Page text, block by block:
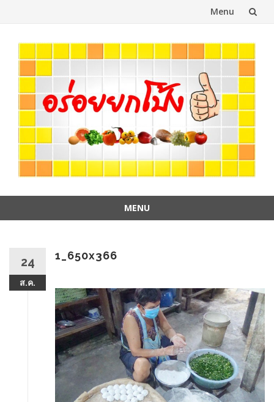
Menu
content
MENU
24
ส.ค.
1_650x366